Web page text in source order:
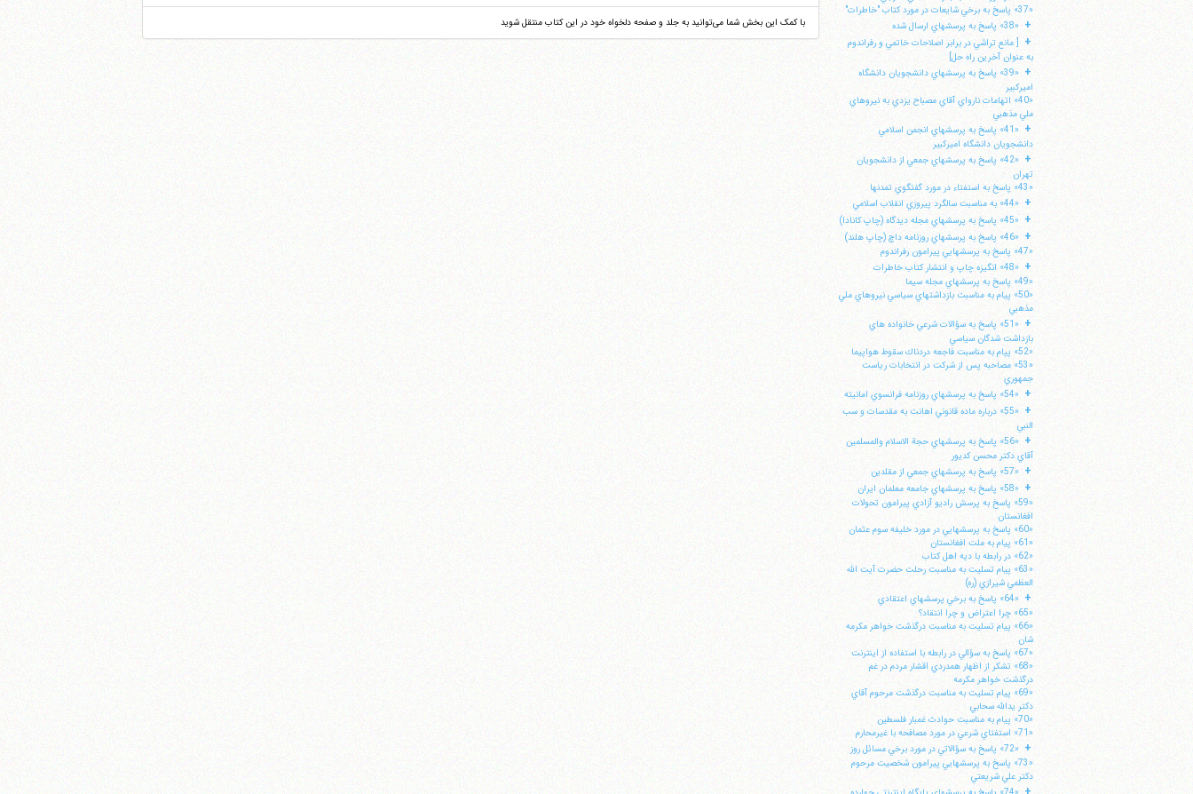
«37» پاسخ به برخي شايعات در مورد كتاب "خاطرات"
+ «38» پاسخ به پرسشهاي ارسال شده
+ [ مانع تراشي در برابر اصلاحات خاتمي و رفراندوم
به عنوان آخرين راه حل]
+
«39» پاسخ به پرسشهاي دانشجويان دانشگاه
اميركبير
«40» اتهامات نارواي آقاي مصباح يزدي به نيروهاي
ملي مذهبي
+
«41» پاسخ به پرسشهاي انجمن اسلامي
دانشجويان دانشگاه اميركبير
+
«42» پاسخ به پرسشهاي جمعي از دانشجويان
تهران
«43» پاسخ به استفتاء در مورد گفتگوي تمدنها
+ «44» به مناسبت سالگرد پيروزي انقلاب اسلامي
+ «45» پاسخ به پرسشهاي مجله ديدگاه (چاپ كانادا)
+ «46» پاسخ به پرسشهاي روزنامه داچ (چاپ هلند)
«47» پاسخ به پرسشهايي پيرامون رفراندوم
+ «48» انگيزه چاپ و انتشار كتاب خاطرات
«49» پاسخ به پرسشهاي مجله سيما
«50» پيام به مناسبت بازداشتهاي سياسي نيروهاي ملي
مذهبي
+
«51» پاسخ به سؤالات شرعي خانواده هاي
بازداشت شدگان سياسي
«52» پپام به مناسبت فاجعه دردناك سقوط هواپيما
«53» مصاحبه پس از شركت در انتخابات رياست
جمهوري
+ «54» پاسخ به پرسشهاي روزنامه فرانسوي امانيته
+
«55» درباره ماده قانوني اهانت به مقدسات و سب
النبي
+
«56» پاسخ به پرسشهاي حجة الاسلام والمسلمين
آقاي دكتر محسن كديور
+ «57» پاسخ به پرسشهاي جمعي از مقلدين
+ «58» پاسخ به پرسشهاي جامعه معلمان ايران
«59» پاسخ به پرسش راديو آزادي پيرامون تحولات
افغانستان
«60» پاسخ به پرسشهايي در مورد خليفه سوم عثمان
«61» پيام به ملت افغانستان
«62» در رابطه با ديه اهل كتاب
«63» پيام تسليت به مناسبت رحلت حضرت آيت الله
العظمي شيرازي (ره)
+ «64» پاسخ به برخي پرسشهاي اعتقادي
«65» چرا اعتراض و چرا انتقاد؟
«66» پيام تسليت به مناسبت درگذشت خواهر مكرمه
شان
«67» پاسخ به سؤالي در رابطه با استفاده از اينترنت
«68» تشكر از اظهار همدردي اقشار مردم در غم
درگذشت خواهر مكرمه
«69» پيام تسليت به مناسبت درگذشت مرحوم آقاي
دكتر يدالله سحابي
«70» پيام به مناسبت حوادث غمبار فلسطين
«71» استفتاي شرعي در مورد مصافحه با غيرمحارم
+ «72» پاسخ به سؤالاتي در مورد برخي مسائل روز
«73» پاسخ به پرسشهايي پيرامون شخصيت مرحوم
دكتر علي شريعتي
با کمک این بخش شما می‌توانید به جلد و صفحه دلخواه خود در این کتاب منتقل شوید